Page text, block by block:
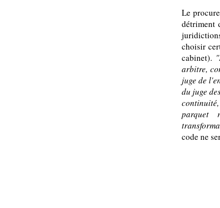
Le
détriment
choisir
cabinet).
arbitre,
juge de
du juge
parquet
code ne